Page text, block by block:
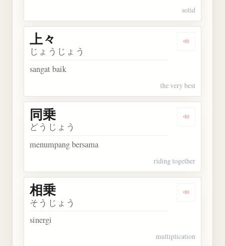
solid
Dengarkan
上々
じょうじょう
sangat baik
the very best
Dengarkan
同乗
どうじょう
menumpang bersama
riding together
Dengarkan
相乗
そうじょう
sinergi
multiplication